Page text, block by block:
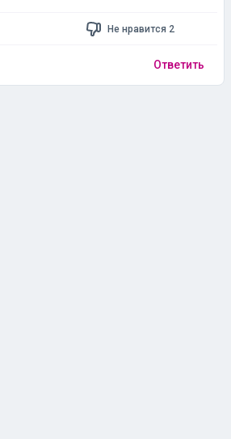
Не нравится 2
Ответить